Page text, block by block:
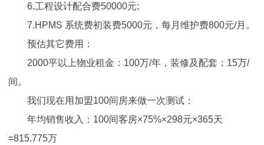
6.工程设计配合费50000元;
7.HPMS 系统费初装费5000元，每月维护费800元/月。
预估其它费用：
2000平以上物业租金：100万/年，装修及配套：15万/
间。
我们现在用加盟100间房来做一次测试：
年均销售收入：100间客房×75%×298元×365天
=815.775万